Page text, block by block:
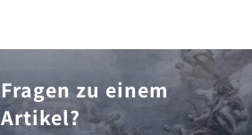
Fragen zu einem
Artikel?